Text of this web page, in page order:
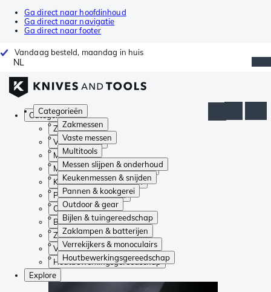
Ga direct naar hoofdinhoud
Ga direct naar navigatie
Ga direct naar footer
Vandaag besteld, maandag in huis
NL
Categorieën
Zakmessen
Vaste messen
Multitools
Messen slijpen & onderhoud
Keukenmessen & snijden
Pannen & kookgerei
Outdoor & gear
Bijlen & tuingereedschap
Zaklampen & batterijen
Verrekijkers & monoculairs
Houtbewerkingsgereedschap
Categorieën
Zakmessen
Vaste messen
Multitools
Messen slijpen & onderhoud
Keukenmessen & snijden
Pannen & kookgerei
Outdoor & gear
Bijlen & tuingereedschap
Zaklampen & batterijen
Verrekijkers & monoculairs
Houtbewerkingsgereedschap
Explore